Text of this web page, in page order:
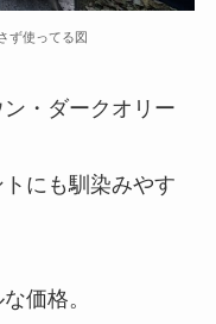
ず使ってる図
・ダークオリー
にも馴染みやす
価格。